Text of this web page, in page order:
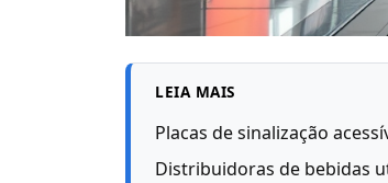
LEIA MAIS
Placas de sinalização
Distribuidoras de bebidas